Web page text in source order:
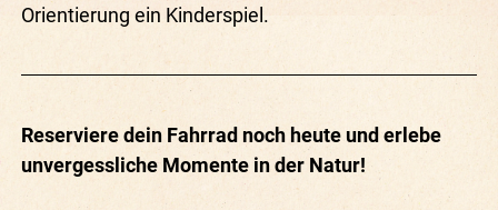
Orientierung ein Kinderspiel.
Reserviere dein Fahrrad noch heute und erlebe
unvergessliche Momente in der Natur!